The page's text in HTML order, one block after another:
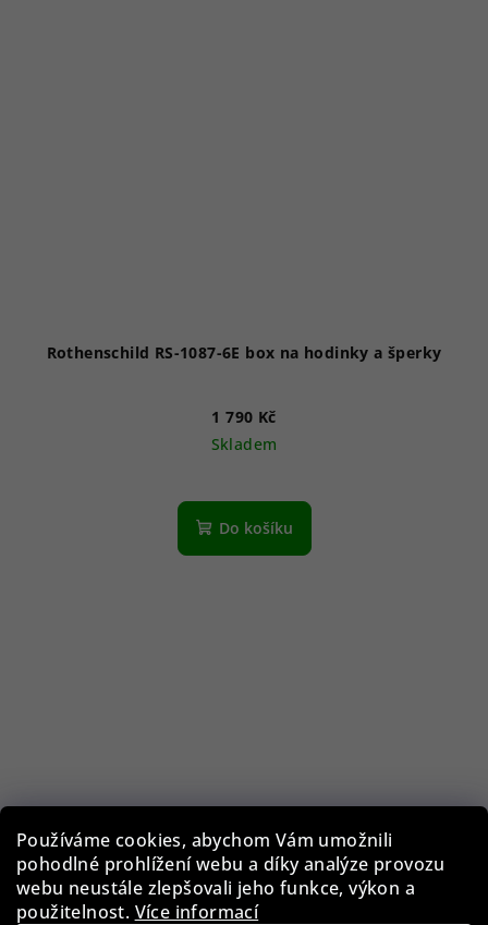
Používáme cookies, abychom Vám umožnili
pohodlné prohlížení webu a díky analýze provozu
webu neustále zlepšovali jeho funkce, výkon a
použitelnost. Více informací
Rothenschild RS-1087-6E box na hodinky a šperky
1 790 Kč
Skladem
Do košíku